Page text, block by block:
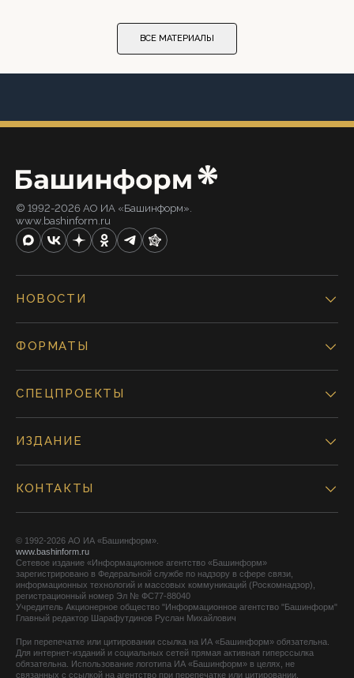
ВСЕ МАТЕРИАЛЫ
© 1992-2026 АО ИА «Башинформ».
www.bashinform.ru
НОВОСТИ
ФОРМАТЫ
СПЕЦПРОЕКТЫ
ИЗДАНИЕ
КОНТАКТЫ
© 1992-2026 АО ИА «Башинформ».
www.bashinform.ru
Сетевое издание «Информационное агентство «Башинформ»
зарегистрировано в Федеральной службе по надзору в сфере связи,
информационных технологий и массовых коммуникаций (Роскомнадзор),
регистрационный номер Эл № ФС77-88040
Учредитель Акционерное общество "Информационное агентство "Башинформ"
Главный редактор Шарафутдинов Руслан Михайлович
При перепечатке или цитировании ссылка на ИА «Башинформ» обязательна.
Для интернет-изданий и социальных сетей прямая активная гиперссылка
обязательна. Использование логотипа ИА «Башинформ» в целях, не
связанных с ссылкой на агентство при перепечатке или цитировании,